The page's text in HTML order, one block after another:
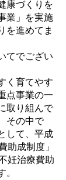
康づくりを
業」を実施
を進めてま
てでござい
く育てやす
点事業の一
取り組んで
その中で
して、平成
助成制度」
妊治療費助
。